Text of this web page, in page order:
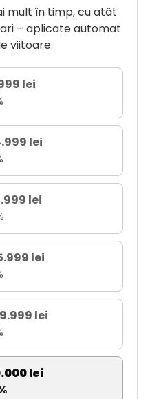
mult în timp, cu atât
– aplicate automat
viitoare.
lei
lei
lei
lei
lei
lei